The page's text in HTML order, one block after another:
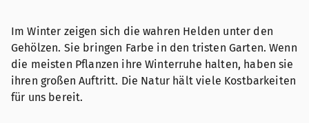
Im Winter zeigen sich die wahren Helden unter den
Gehölzen. Sie bringen Farbe in den tristen Garten. Wenn
die meisten Pflanzen ihre Winterruhe halten, haben sie
ihren großen Auftritt. Die Natur hält viele Kostbarkeiten
für uns bereit.